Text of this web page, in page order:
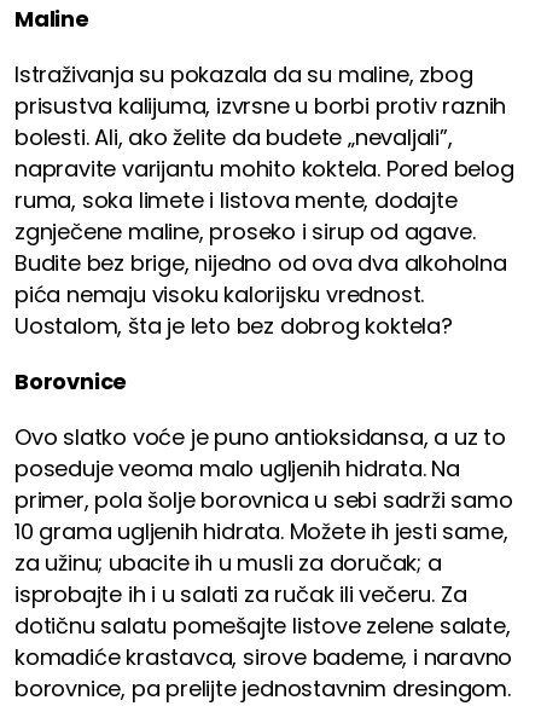
Maline
Istraživanja su pokazala da su maline, zbog
prisustva kalijuma, izvrsne u borbi protiv raznih
bolesti. Ali, ako želite da budete „nevaljali”,
napravite varijantu mohito koktela. Pored belog
ruma, soka limete i listova mente, dodajte
zgnječene maline, proseko i sirup od agave.
Budite bez brige, nijedno od ova dva alkoholna
pića nemaju visoku kalorijsku vrednost.
Uostalom, šta je leto bez dobrog koktela?
Borovnice
Ovo slatko voće je puno antioksidansa, a uz to
poseduje veoma malo ugljenih hidrata. Na
primer, pola šolje borovnica u sebi sadrži samo
10 grama ugljenih hidrata. Možete ih jesti same,
za užinu; ubacite ih u musli za doručak; a
isprobajte ih i u salati za ručak ili večeru. Za
dotičnu salatu pomešajte listove zelene salate,
komadiće krastavca, sirove bademe, i naravno
borovnice, pa prelijte jednostavnim dresingom.